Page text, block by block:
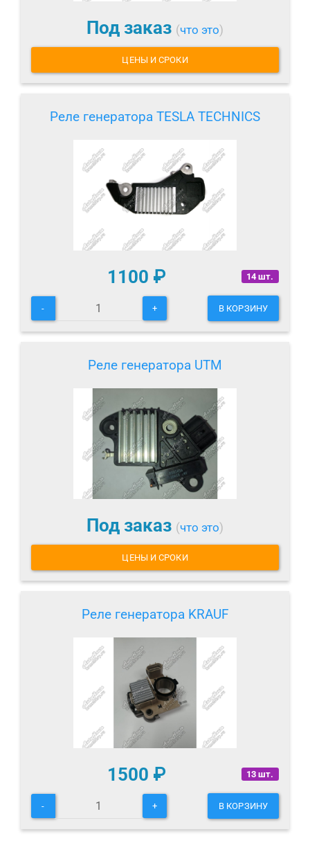
Под заказ (что это)
ЦЕНЫ И СРОКИ
Реле генератора TESLA TECHNICS
14 шт.
1100 ₽
- + В КОРЗИНУ
Реле генератора UTM
Под заказ (что это)
ЦЕНЫ И СРОКИ
Реле генератора KRAUF
13 шт.
1500 ₽
- + В КОРЗИНУ